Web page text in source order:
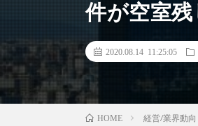
件が空室
2020.08.14 11:25:05
HOME 経営/業界動向